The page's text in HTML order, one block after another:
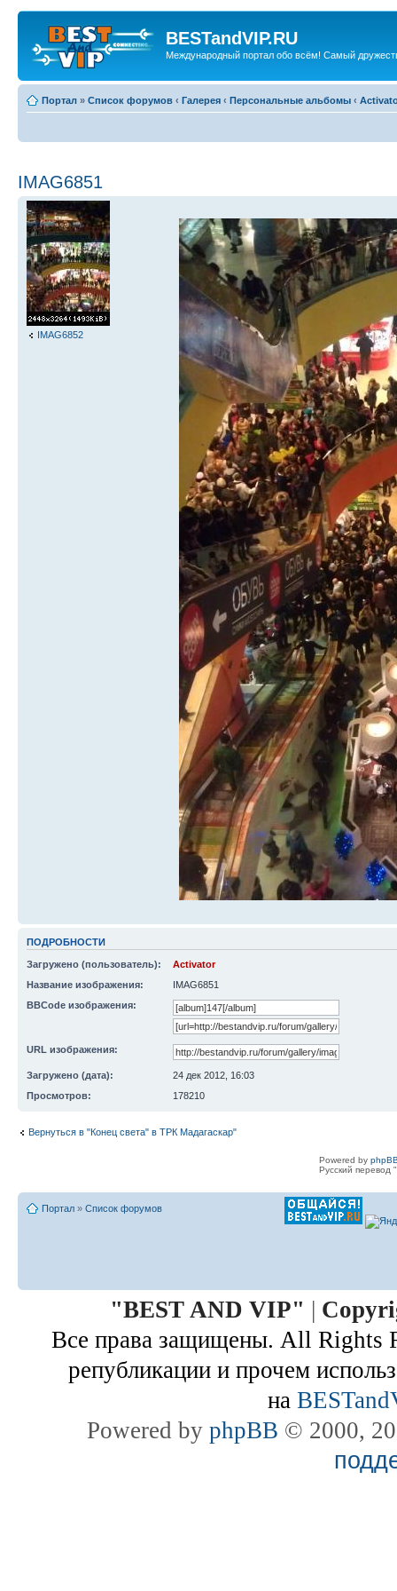
BESTandVIP.RU
Международный портал обо всём! Самый
Портал » Список форумов ‹ Галерея ‹ Персональные альбомы ‹
IMAG6851
IMAG6852
ПОДРОБНОСТИ
Загружено (пользователь):
Activator
Название изображения:
IMAG6851
BBCode изображения:
URL изображения:
Загружено (дата):
24 дек 2012, 16:03
Просмотров:
178210
Вернуться в "Конец света" в ТРК Мадагаскар"
Powered by
Русский перевод
Портал » Список форумов
"BEST AND VIP" |
Все права защищены. All Rights
републикации и прочем
на
Powered by phpBB © 2000,